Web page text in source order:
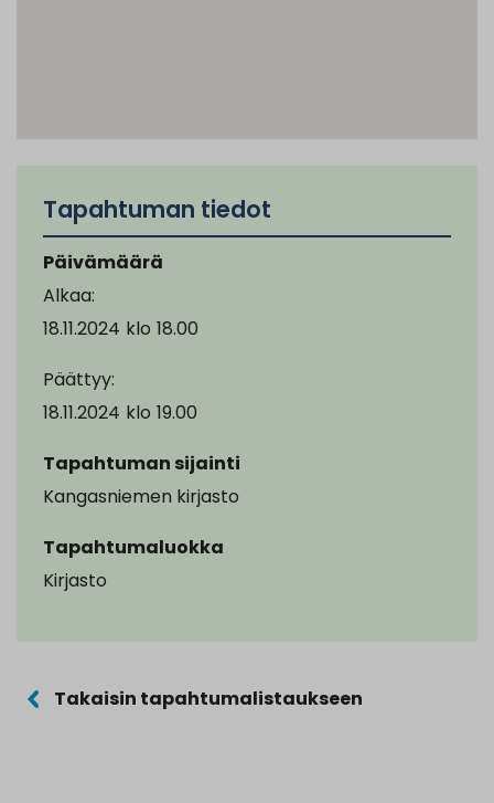
Tapahtuman tiedot
Päivämäärä
Alkaa:
18.11.2024 klo 18.00
Päättyy:
18.11.2024 klo 19.00
Tapahtuman sijainti
Kangasniemen kirjasto
Tapahtumaluokka
Kirjasto
Takaisin tapahtumalistaukseen